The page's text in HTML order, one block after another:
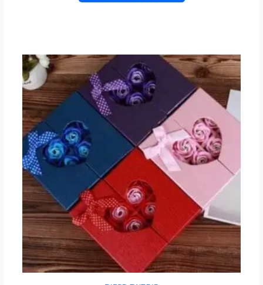
למוצר
זה
יש
מספר
ניתן
לבחור
את
האפשרויות
המוצר